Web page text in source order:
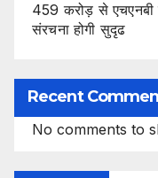
459 करोड़ से एचएनबी
संरचना होगी सुदृढ
Recent
No comments to